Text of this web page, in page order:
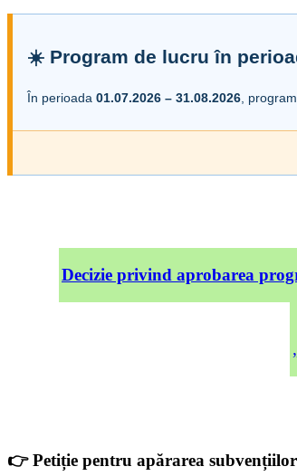
☀️ Program de lucru în
În perioada 01.07.2026 – 31.08.2026 ,
Decizie privind aprobarea
👉 Petiție pentru apărarea